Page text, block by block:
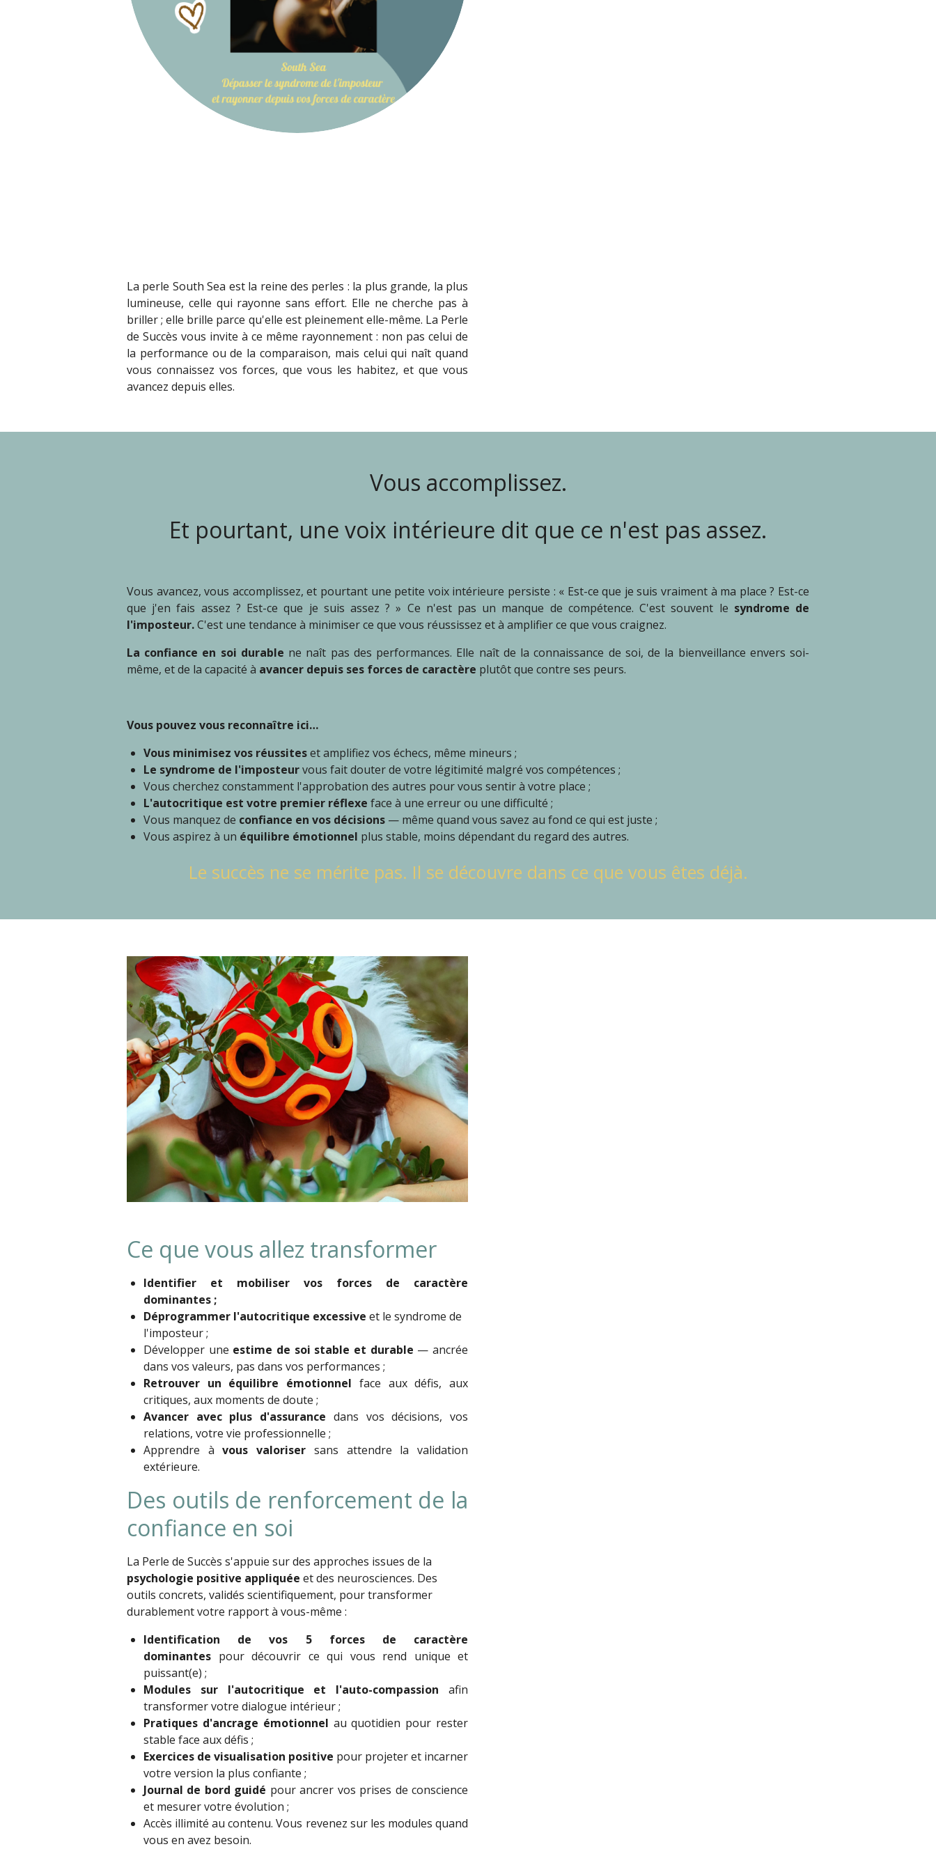
La perle South Sea est la reine des perles : la plus grande, la plus
lumineuse, celle qui rayonne sans effort. Elle ne cherche pas à
briller ; elle brille parce qu'elle est pleinement elle-même. La Perle
de Succès vous invite à ce même rayonnement : non pas celui de
la performance ou de la comparaison, mais celui qui naît quand
vous connaissez vos forces, que vous les habitez, et que vous
avancez depuis elles.
Vous accomplissez.
Et pourtant, une voix intérieure dit que ce n'est pas assez.
Vous avancez, vous accomplissez, et pourtant une petite voix intérieure persiste : « Est-ce que je suis vraiment à ma place ? Est-ce
que j'en fais assez ? Est-ce que je suis assez ? » Ce n'est pas un manque de compétence. C'est souvent le syndrome de
l'imposteur.C'est une tendance à minimiser ce que vous réussissez et à amplifier ce que vous craignez.
La confiance en soi durable ne naît pas des performances. Elle naît de la connaissance de soi, de la bienveillance envers soi-
même, et de la capacité à avancer depuis ses forces de caractère plutôt que contre ses peurs.
Vous pouvez vous reconnaître ici…
Vous minimisez vos réussiteset amplifiez vos échecs, même mineurs ;
Le syndrome de l'imposteurvous fait douter de votre légitimité malgré vos compétences ;
Vous cherchez constamment l'approbation des autres pour vous sentir à votre place ;
L'autocritique est votre premier réflexe face à une erreur ou une difficulté ;
Vous manquez de confiance en vos décisions — même quand vous savez au fond ce qui est juste ;
Vous aspirez à un équilibre émotionnel plus stable, moins dépendant du regard des autres.
Le succès ne se mérite pas. Il se découvre dans ce que vous êtes déjà.
Ce que vous allez transformer
Identifier et mobiliser vos forces de caractère
dominantes ;
Déprogrammer l'autocritique excessive et le syndrome de
l'imposteur ;
Développer une estime de soi stable et durable — ancrée
dans vos valeurs, pas dans vos performances ;
Retrouver un équilibre émotionnel face aux défis, aux
critiques, aux moments de doute ;
Avancer avec plus d'assurance dans vos décisions, vos
relations, votre vie professionnelle ;
Apprendre àvous valoriser sans attendre la validation
extérieure.
Des outils de renforcement de la
confiance en soi
La Perle de Succès s'appuie sur des approches issues de la
psychologie positive appliquée et des neurosciences. Des
outils concrets, validés scientifiquement, pour transformer
durablement votre rapport à vous-même :
Identification de vos 5 forces de caractère
dominantes pour découvrir ce qui vous rend unique et
puissant(e) ;
Modules sur l'autocritique et l'auto-compassion afin
transformer votre dialogue intérieur ;
Pratiques d'ancrage émotionnel au quotidien pour rester
stable face aux défis ;
Exercices de visualisation positive pour projeter et incarner
votre version la plus confiante ;
Journal de bord guidé pour ancrer vos prises de conscience
et mesurer votre évolution ;
Accès illimité au contenu. Vous revenez sur les modules quand
vous en avez besoin.